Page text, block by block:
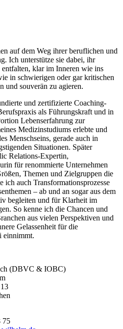
auf dem Weg ihrer beruflichen und
Ich unterstütze sie dabei, ihr
klar im Inneren wie ins
in schwierigen oder gar kritischen
und souverän zu agieren.
und zertifizierte Coaching-
als Führungskraft und in
Lebenserfahrung zur
Medizinstudiums erlebte und
Menschseins, gerade auch in
Situationen. Später
Relations-Expertin,
für renommierte Unternehmen
Themen und Zielgruppen die
auch Transformationsprozesse
– ab und an sogar aus dem
begleiten und für Klarheit im
So kenne ich die Chancen und
aus vielen Perspektiven und
Gelassenheit für die
einnimmt.
(DBVC & IOBC)
75